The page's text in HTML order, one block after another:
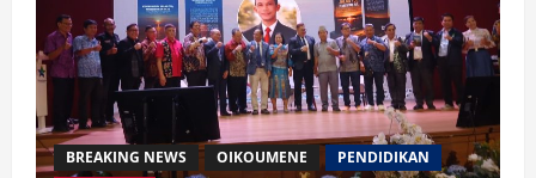
BREAKING NEWS OIKOUMENE
PENDIDIKAN